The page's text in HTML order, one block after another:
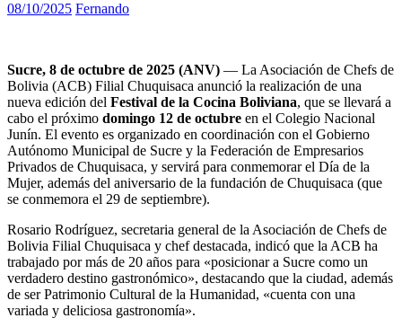
08/10/2025 Fernando
Sucre, 8 de octubre de 2025 (ANV) — La Asociación de Chefs de
Bolivia (ACB) Filial Chuquisaca anunció la realización de una
nueva edición del Festival de la Cocina Boliviana, que se llevará a
cabo el próximo domingo 12 de octubre en el Colegio Nacional
Junín. El evento es organizado en coordinación con el Gobierno
Autónomo Municipal de Sucre y la Federación de Empresarios
Privados de Chuquisaca, y servirá para conmemorar el Día de la
Mujer, además del aniversario de la fundación de Chuquisaca (que
se conmemora el 29 de septiembre).
Rosario Rodríguez, secretaria general de la Asociación de Chefs de
Bolivia Filial Chuquisaca y chef destacada, indicó que la ACB ha
trabajado por más de 20 años para «posicionar a Sucre como un
verdadero destino gastronómico», destacando que la ciudad, además
de ser Patrimonio Cultural de la Humanidad, «cuenta con una
variada y deliciosa gastronomía».